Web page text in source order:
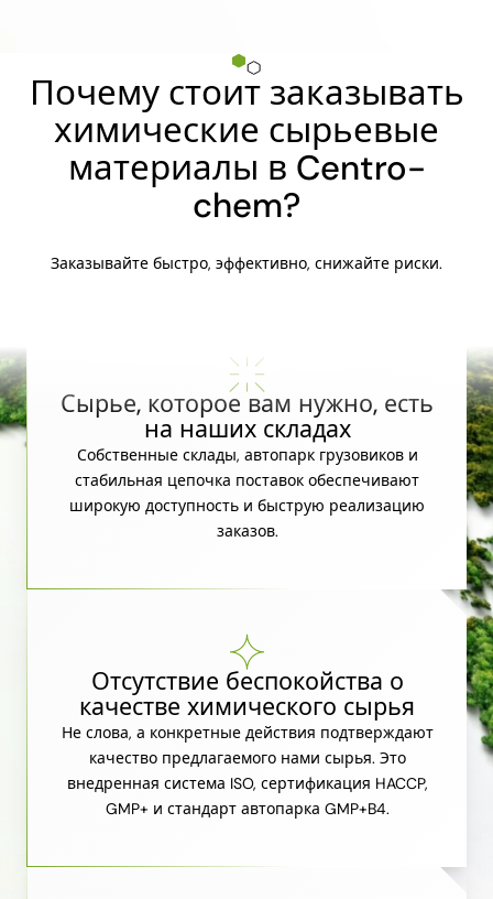
Почему стоит заказывать
химические сырьевые
материалы в Centro-
chem?
Заказывайте быстро, эффективно, снижайте риски.
Сырье, которое вам нужно, есть
на наших складах
Собственные склады, автопарк грузовиков и
стабильная цепочка поставок обеспечивают
широкую доступность и быструю реализацию
заказов.
Отсутствие беспокойства о
качестве химического сырья
Не слова, а конкретные действия подтверждают
качество предлагаемого нами сырья. Это
внедренная система ISO, сертификация HACCP,
GMP+ и стандарт автопарка GMP+B4.